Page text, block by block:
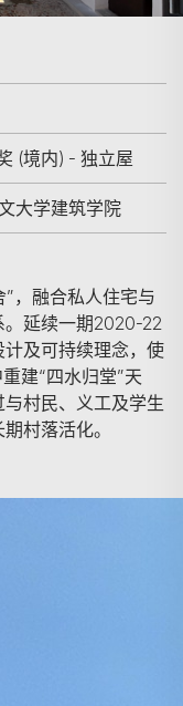
(境内) - 独立屋
大学建筑学院
，融合私人住宅与
。延续一期2020-22
及可持续理念，使
建“四水归堂”天
村民、义工及学生
村落活化。